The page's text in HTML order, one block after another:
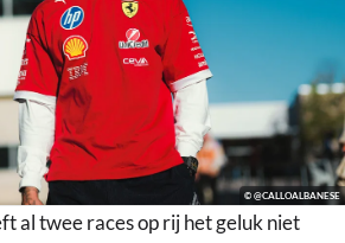
© @CALLOALBANESE
al twee races op rij het geluk niet